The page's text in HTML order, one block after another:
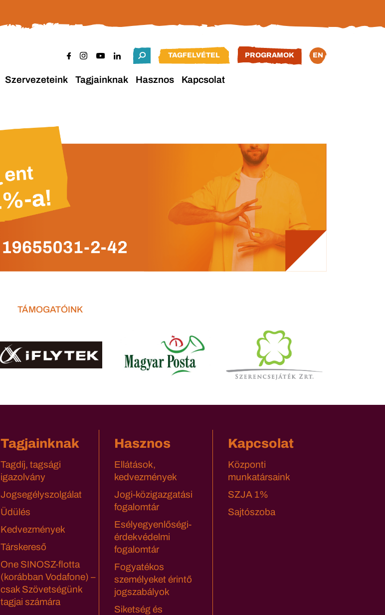
TAGFELVÉTEL PROGRAMOK EN
Szervezeteink Tagjainknak Hasznos Kapcsolat
TÁMOGATÓINK
Tagjainknak
Tagdíj, tagsági
igazolvány
Jogsegélyszolgálat
Üdülés
Kedvezmények
Társkereső
One SINOSZ-flotta
(korábban Vodafone) –
csak Szövetségünk
tagjai számára
Hasznos
Ellátások,
kedvezmények
Jogi-közigazgatási
fogalomtár
Esélyegyenlőségi-
érdekvédelmi
fogalomtár
Fogyatékos
személyeket érintő
jogszabályok
Siketség és
Kapcsolat
Központi
munkatársaink
SZJA 1%
Sajtószoba